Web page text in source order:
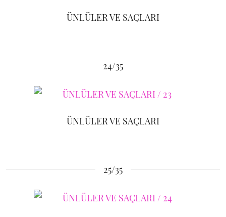
ÜNLÜLER VE SAÇLARI
24/35
ÜNLÜLER VE SAÇLARI
25/35